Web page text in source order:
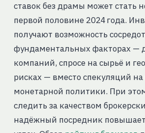
ставок без драмы может стать
первой половине 2024 года.
получают возможность
фундаментальных факторах —
компаний, спросе на сырьё и
рисках — вместо спекуляций
монетарной политики. При
следить за качеством
надёжный посредник